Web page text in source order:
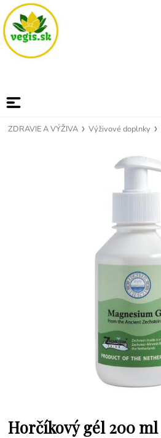
ZDRAVIE A VÝŽIVA Výživové doplnky
Horčíkový gél 200 ml